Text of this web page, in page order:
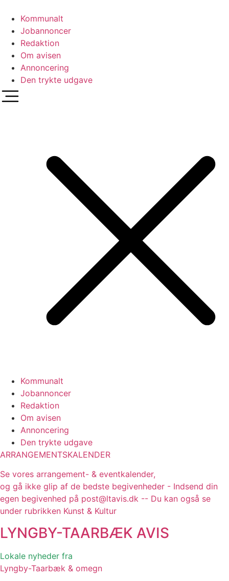
indhold
Kommunalt
Jobannoncer
Redaktion
Om avisen
Annoncering
Den trykte udgave
Kommunalt
Jobannoncer
Redaktion
Om avisen
Annoncering
Den trykte udgave
ARRANGEMENTSKALENDER
Se vores arrangement- & eventkalender,
og gå ikke glip af de bedste begivenheder - Indsend din
egen begivenhed på post@ltavis.dk -- Du kan også se
under rubrikken Kunst & Kultur
LYNGBY-TAARBÆK AVIS
Lokale nyheder fra
Lyngby-Taarbæk & omegn